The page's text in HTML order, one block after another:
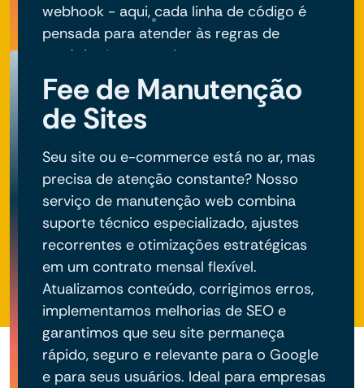
webhook - aqui, cada linha de código é
pensada para atender às regras de
negócio do seu projeto.
Fee de Manutenção
de Sites
Seu site ou e-commerce está no ar, mas
precisa de atenção constante? Nosso
serviço de manutenção web combina
suporte técnico especializado, ajustes
recorrentes e otimizações estratégicas
em um contrato mensal flexível.
Atualizamos conteúdo, corrigimos erros,
implementamos melhorias de SEO e
garantimos que seu site permaneça
rápido, seguro e relevante para o Google
e para seus usuários. Ideal para empresas